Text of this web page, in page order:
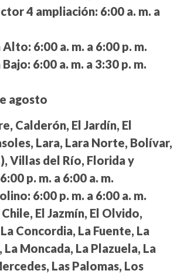
4 ampliación: 6:00 a. m. a
Alto: 6:00 a. m. a 6:00 p. m.
6:00 a. m. a 3:30 p. m.
agosto
Calderón, El Jardín, El
Lara, Lara Norte, Bolívar,
Villas del Río, Florida y
6:00 p. m. a 6:00 a. m.
6:00 p. m. a 6:00 a. m.
El Jazmín, El Olvido,
Concordia, La Fuente, La
La Moncada, La Plazuela, La
Las Palomas, Los